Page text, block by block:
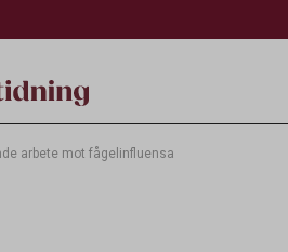
arbete mot fågelinfluensa